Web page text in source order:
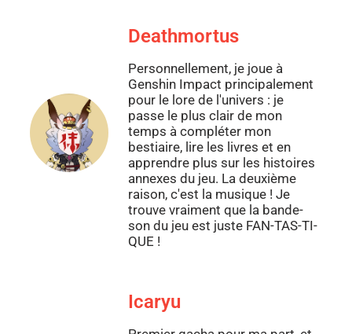
Deathmortus
Personnellement, je joue à
Genshin Impact principalement
pour le lore de l'univers : je
passe le plus clair de mon
temps à compléter mon
bestiaire, lire les livres et en
apprendre plus sur les histoires
annexes du jeu. La deuxième
raison, c'est la musique ! Je
trouve vraiment que la bande-
son du jeu est juste FAN-TAS-TI-
QUE !
Icaryu